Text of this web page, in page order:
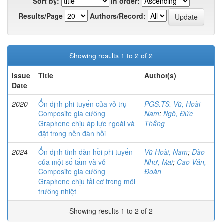
Results/Page
Authors/Record:
Showing results 1 to 2 of 2
Issue
Date
Title Author(s)
2020
Ổn định phi tuyến của vỏ trụ
Composite gia cường
Graphene chịu áp lực ngoài và
đặt trong nền đàn hồi
PGS.TS. Vũ, Hoài
Nam; Ngô, Đức
Thắng
2024
Ổn định tĩnh đàn hồi phi tuyến
của một số tấm và vỏ
Composite gia cường
Graphene chịu tải cơ trong môi
trường nhiệt
Vũ Hoài, Nam; Đào
Như, Mai; Cao Văn,
Đoàn
Showing results 1 to 2 of 2